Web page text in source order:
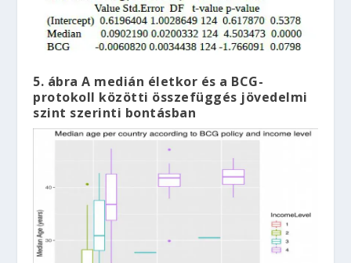
5. ábra A medián életkor és a BCG-
protokoll közötti összefüggés jövedelmi
szint szerinti bontásban